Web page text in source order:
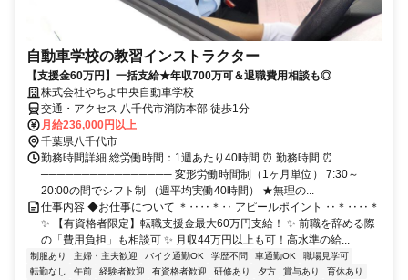
自動車学校の教習インストラクター
【支援金60万円】一括支給★年収700万可＆退職費用相談も◎
株式会社やちよ中央自動車学校
交通・アクセス 八千代市消防本部 徒歩1分
月給236,000円以上
千葉県八千代市
勤務時間詳細 総労働時間：1週あたり40時間 ⏰ 勤務時間 ⏰
──────────────── 変形労働時間制（1ヶ月単位） 7:30～
20:00の間でシフト制 （週平均実働40時間） ★無理の...
仕事内容 ◆お仕事について ＊‥‥＊‥ アピールポイント ‥＊‥‥＊
✨ 【有資格者限定】転職支援金最大60万円支給！ ✨ 前職を辞める際
の「費用負担」も相談可 ✨ 月収44万円以上も可！高水準の給...
制服あり 主婦・主夫歓迎 バイク通勤OK 学歴不問 車通勤OK
職場見学可
転勤なし
午前 経験者歓迎 有資格者歓迎 研修あり 夕方 賞与あり
育休あり